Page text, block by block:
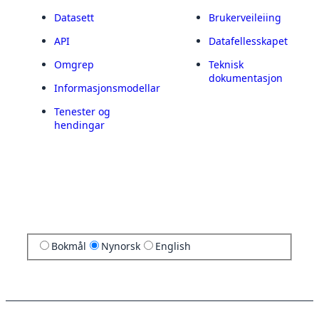
Datasett
API
Omgrep
Informasjonsmodellar
Tenester og
hendingar
Brukerveileiing
Datafellesskapet
Teknisk
dokumentasjon
Bokmål Nynorsk English